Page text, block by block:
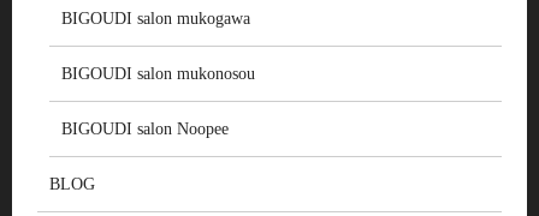
BIGOUDI salon mukogawa
BIGOUDI salon mukonosou
BIGOUDI salon Noopee
BLOG